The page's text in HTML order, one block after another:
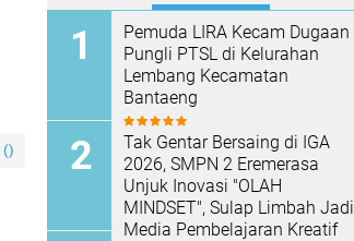
()
Pemuda LIRA Kecam Dugaan
Pungli PTSL di Kelurahan
Lembang Kecamatan
Bantaeng
Tak Gentar Bersaing di IGA
2026, SMPN 2 Eremerasa
Unjuk Inovasi "OLAH
MINDSET", Sulap Limbah Jadi
Media Pembelajaran Kreatif